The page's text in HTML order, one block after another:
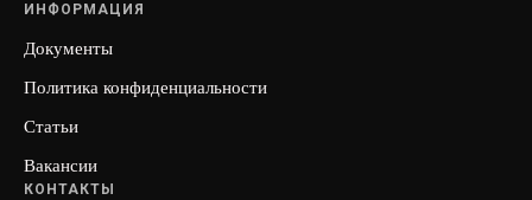
ИНФОРМАЦИЯ
Документы
Политика конфиденциальности
Статьи
Вакансии
КОНТАКТЫ